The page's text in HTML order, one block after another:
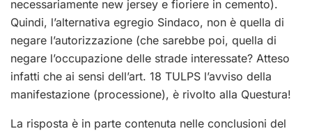
necessariamente new jersey e fioriere in cemento).
Quindi, l’alternativa egregio Sindaco, non è quella di
negare l’autorizzazione (che sarebbe poi, quella di
negare l’occupazione delle strade interessate? Atteso
infatti che ai sensi dell’art. 18 TULPS l’avviso della
manifestazione (processione), è rivolto alla Questura!
La risposta è in parte contenuta nelle conclusioni del